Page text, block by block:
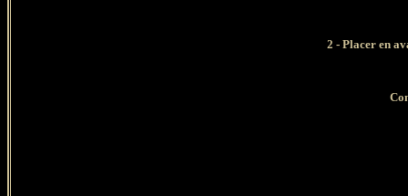
2 - Placer en